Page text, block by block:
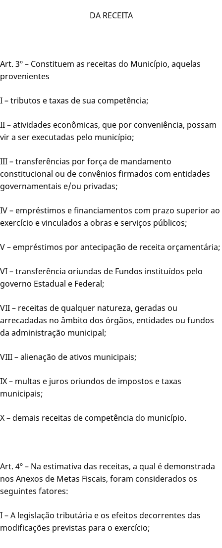
DA RECEITA
Art. 3º – Constituem as receitas do Município, aquelas
provenientes
I – tributos e taxas de sua competência;
II – atividades econômicas, que por conveniência, possam
vir a ser executadas pelo município;
III – transferências por força de mandamento
constitucional ou de convênios firmados com entidades
governamentais e/ou privadas;
IV – empréstimos e financiamentos com prazo superior ao
exercício e vinculados a obras e serviços públicos;
V – empréstimos por antecipação de receita orçamentária;
VI – transferência oriundas de Fundos instituídos pelo
governo Estadual e Federal;
VII – receitas de qualquer natureza, geradas ou
arrecadadas no âmbito dos órgãos, entidades ou fundos
da administração municipal;
VIII – alienação de ativos municipais;
IX – multas e juros oriundos de impostos e taxas
municipais;
X – demais receitas de competência do município.
Art. 4º – Na estimativa das receitas, a qual é demonstrada
nos Anexos de Metas Fiscais, foram considerados os
seguintes fatores:
I – A legislação tributária e os efeitos decorrentes das
modificações previstas para o exercício;